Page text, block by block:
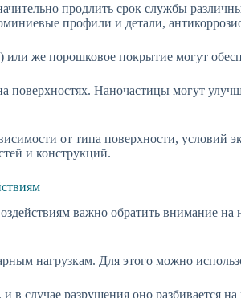
продлить срок службы
профили и детали,
же порошковое покрытие могут
поверхностях. Наночастицы могут
от типа поверхности, условий
и конструкций.
важно обратить внимание
нагрузкам. Для этого можно
случае разрушения оно разбивается